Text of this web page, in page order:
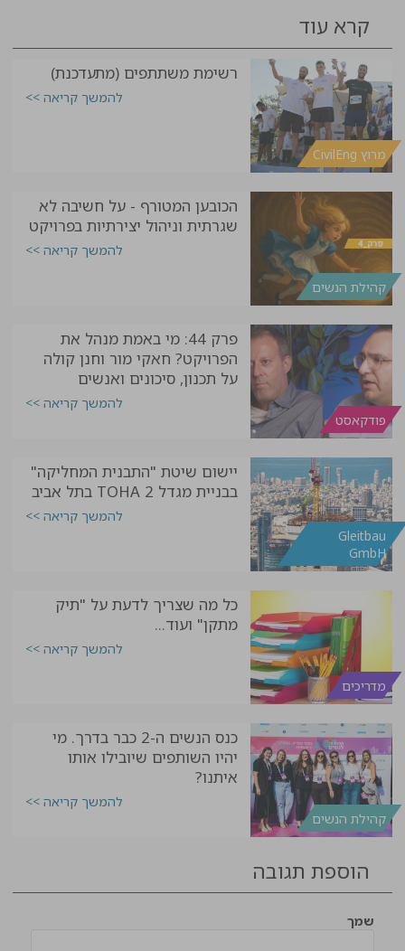
קרא עוד
מרוץ CivilEng
רשימת משתתפים (מתעדכנת)
להמשך קריאה >>
קהילת הנשים
הכובען המטורף - על חשיבה לא
שגרתית וניהול יצירתיות בפרויקט
להמשך קריאה >>
פודקאסט
פרק 44: מי באמת מנהל את
הפרויקט? חאקי מור וחנן קולה
על תכנון, סיכונים ואנשים
להמשך קריאה >>
Gleitbau
GmbH
יישום שיטת "התבנית המחליקה"
בבניית מגדל TOHA 2 בתל אביב
להמשך קריאה >>
מדריכים
כל מה שצריך לדעת על "תיק
מתקן" ועוד...
להמשך קריאה >>
קהילת הנשים
כנס הנשים ה-2 כבר בדרך. מי
יהיו השותפים שיובילו אותו
איתנו?
להמשך קריאה >>
הוספת תגובה
שמך